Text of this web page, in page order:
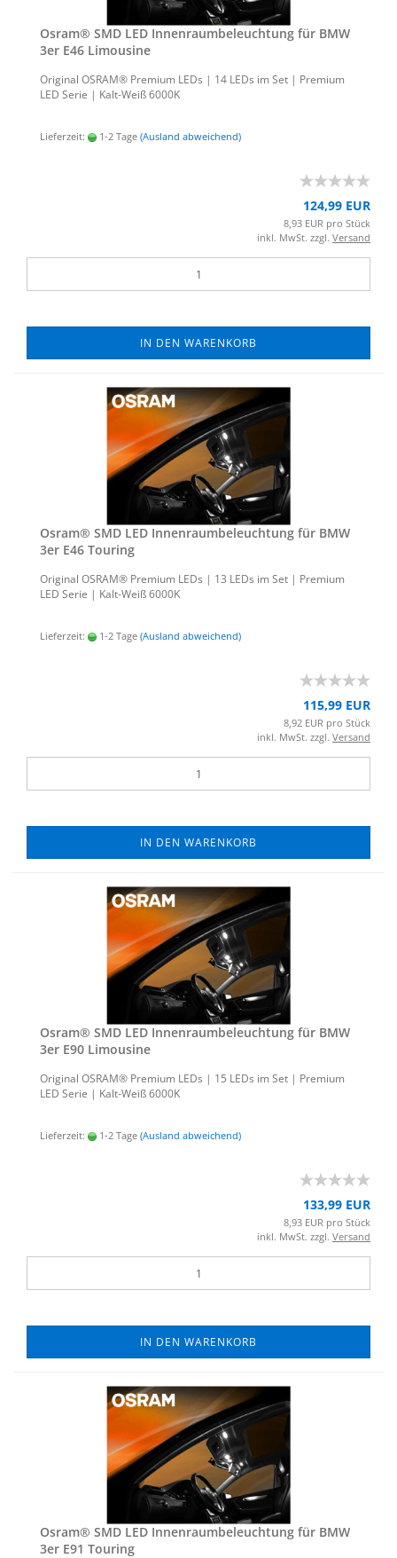
Osram® SMD LED In­nen­raum­be­leuch­tung für BMW
3er E46 Li­mou­si­ne
Ori­gi­nal OSRAM® Pre­mi­um LEDs | 14 LEDs im Set | Pre­mi­um
LED Serie | Kalt-​Weiß 6000K
Lieferzeit: 1-2 Tage (Ausland abweichend)
124,99 EUR
8,93 EUR pro Stück
inkl. MwSt. zzgl. Versand
IN DEN WARENKORB
Osram® SMD LED In­nen­raum­be­leuch­tung für BMW
3er E46 Tou­ring
Ori­gi­nal OSRAM® Pre­mi­um LEDs | 13 LEDs im Set | Pre­mi­um
LED Serie | Kalt-​Weiß 6000K
Lieferzeit: 1-2 Tage (Ausland abweichend)
115,99 EUR
8,92 EUR pro Stück
inkl. MwSt. zzgl. Versand
IN DEN WARENKORB
Osram® SMD LED In­nen­raum­be­leuch­tung für BMW
3er E90 Li­mou­si­ne
Ori­gi­nal OSRAM® Pre­mi­um LEDs | 15 LEDs im Set | Pre­mi­um
LED Serie | Kalt-​Weiß 6000K
Lieferzeit: 1-2 Tage (Ausland abweichend)
133,99 EUR
8,93 EUR pro Stück
inkl. MwSt. zzgl. Versand
IN DEN WARENKORB
Osram® SMD LED In­nen­raum­be­leuch­tung für BMW
3er E91 Tou­ring